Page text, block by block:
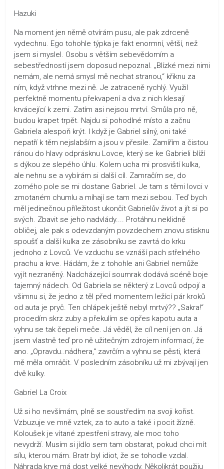
Hazuki
Na moment jen němě otvírám pusu, ale pak zdrceně
vydechnu. Ego tohohle týpka je fakt enormní, větší, než
jsem si myslel. Osobu s větším sebevědomím a
sebestředností jsem doposud nepoznal. „Blízké mezi nimi
nemám, ale nemá smysl mě nechat stranou,“ křiknu za
ním, když vtrhne mezi ně. Je zatraceně rychlý. Využil
perfektně momentu překvapení a dva z nich klesají
krvácející k zemi. Zatím asi nejsou mrtví. Smůla pro ně,
budou krapet trpět. Najdu si pohodlné místo a začnu
Gabriela alespoň krýt. I když je Gabriel silný, oni také
nepatří k těm nejslabším a jsou v přesile. Zamířím a čistou
ránou do hlavy odprásknu Lovce, který se ke Gabrieli blíží
s dýkou ze slepého úhlu. Kolem ucha mi prosviští kulka,
ale nehnu se a vybírám si další cíl. Zamračím se, do
zorného pole se mi dostane Gabriel. Je tam s těmi lovci v
zmotaném chumlu a míhají se tam mezi sebou. Teď bych
měl jedinečnou příležitost ukončit Gabrielův život a jít si po
svých. Zbavit se jeho nadvlády.... Protáhnu neklidně
obličej, ale pak s odevzdaným povzdechem znovu stisknu
spoušť a další kulka ze zásobníku se zavrtá do krku
jednoho z Lovců. Ve vzduchu se vznáší pach střelného
prachu a krve. Hádám, že z tohohle ani Gabriel nemůže
vyjít nezraněný. Nadcházející soumrak dodává scéně boje
tajemný nádech. Od Gabriela se některý z Lovců odpojí a
všimnu si, že jedno z těl před momentem ležící pár kroků
od auta je pryč. Ten chlápek ještě nebyl mrtvý?? „Sakra!“
procedím skrz zuby a překulím se opřes kapotu auta a
vyhnu se tak čepeli meče. Já věděl, že cíl není jen on. Já
jsem vlastně teď pro ně užitečným zdrojem informací, že
ano. „Opravdu..nádhera,“ zavrčím a vyhnu se pěsti, která
mě měla omráčit. V posledním zásobníku už mi zbývají jen
dvě kulky.
Gabriel La Croix
Už si ho nevšímám, plně se soustředím na svoji kořist.
Vzbuzuje ve mně vztek, za to auto a také i pocit žízně.
Koloušek je vítané zpestření stravy, ale moc toho
nevydrží. Musím si jídlo sem tam obstarat, pokud chci mít
sílu, kterou mám. Bratr byl idiot, že se tohodle vzdal.
Náhrada krve má dost velké nevýhody. Několikrát použiju